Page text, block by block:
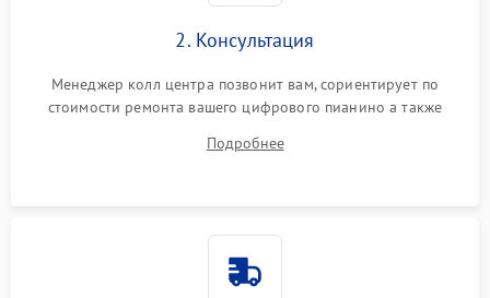
2. Консультация
Менеджер колл центра позвонит вам, сориентирует по
стоимости ремонта вашего цифрового пианино а также
Подробнее